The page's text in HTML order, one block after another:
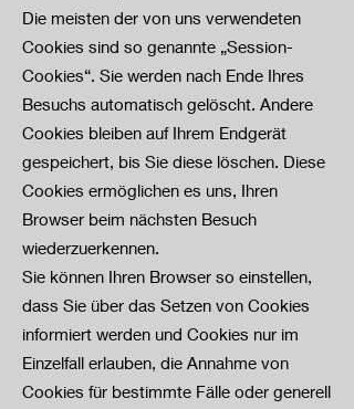
Die meisten der von uns verwendeten
Cookies sind so genannte „Session-
Cookies“. Sie werden nach Ende Ihres
Besuchs automatisch gelöscht. Andere
Cookies bleiben auf Ihrem Endgerät
gespeichert, bis Sie diese löschen. Diese
Cookies ermöglichen es uns, Ihren
Browser beim nächsten Besuch
wiederzuerkennen.
Sie können Ihren Browser so einstellen,
dass Sie über das Setzen von Cookies
informiert werden und Cookies nur im
Einzelfall erlauben, die Annahme von
Cookies für bestimmte Fälle oder generell